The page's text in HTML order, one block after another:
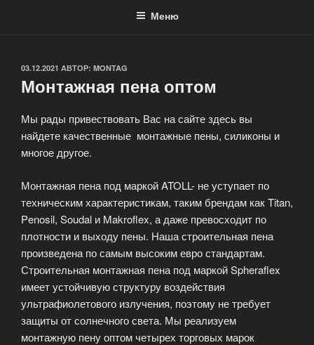
Меню
ОПУБЛИКОВАНО
03.12.2021 АВТОР: MONTAG
Монтажная пена оптом
Мы рады привествовать Вас на сайте здесь вы
найдете качественные монтажные пены, силиконы и
многое другое.
Монтажная пена под маркой ATOLL- не уступает по
техническим характеристикам, таким брендам как Titan,
Penosil, Soudal и Makroflex, а даже превосходит по
плотности и выходу пены. Наша строительная пена
произведена по самым высоким евро стандартам.
Строительная монтажная пена под маркой Spheraflex
имеет устойчивую структуру воздействия
ультрафиолетового излучения, поэтому не требует
защиты от солнечного света. Мы реализуем
монтажную пену оптом четырех торговых марок